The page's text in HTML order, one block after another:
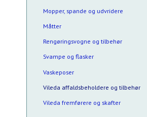
Mopper, spande og udvridere
Måtter
Rengøringsvogne og tilbehør
Svampe og flasker
Vaskeposer
Vileda affaldsbeholdere og tilbehør
Vileda fremførere og skafter